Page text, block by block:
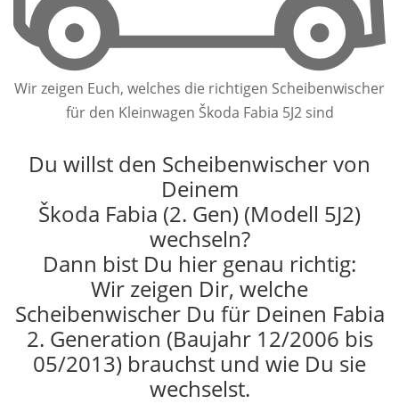
Wir zeigen Euch, welches die richtigen Scheibenwischer
für den Kleinwagen Škoda Fabia 5J2 sind
Du willst den Scheibenwischer von
Deinem
Škoda Fabia (2. Gen) (Modell 5J2)
wechseln?
Dann bist Du hier genau richtig:
Wir zeigen Dir, welche
Scheibenwischer Du für Deinen Fabia
2. Generation (Baujahr 12/2006 bis
05/2013) brauchst und wie Du sie
wechselst.